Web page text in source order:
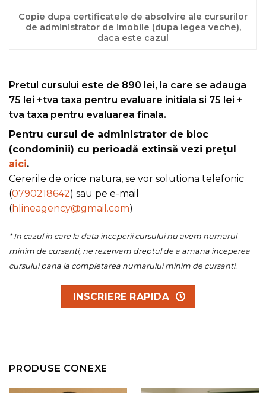
Copie dupa certificatele de absolvire ale cursurilor
de administrator de imobile (dupa legea veche),
daca este cazul
Pretul cursului este de 890 lei, la care se adauga
75 lei +tva taxa pentru evaluare initiala si 75 lei +
tva taxa pentru evaluarea finala.
Pentru cursul de administrator de bloc
(condominii) cu perioadă extinsă vezi prețul
aici.
Cererile de orice natura, se vor solutiona telefonic
(0790218642) sau pe e-mail
(hlineagency@gmail.com)
* In cazul in care la data inceperii cursului nu avem numarul
minim de cursanti, ne rezervam dreptul de a amana inceperea
cursului pana la completarea numarului minim de cursanti.
INSCRIERE RAPIDA
PRODUSE CONEXE